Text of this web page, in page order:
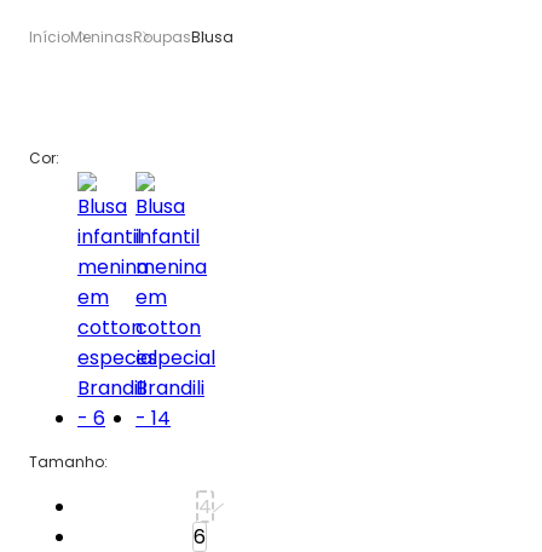
InícioMeninasRoupasBlusa
Cor:
Tamanho:
4
6